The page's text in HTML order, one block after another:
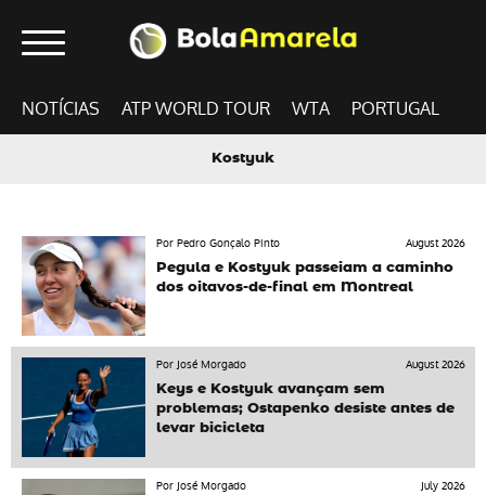
NOTÍCIAS ATP WORLD TOUR WTA PORTUGAL
Kostyuk
Por Pedro Gonçalo Pinto
August 2026
Pegula e Kostyuk passeiam a caminho
dos oitavos-de-final em Montreal
Por José Morgado
August 2026
Keys e Kostyuk avançam sem
problemas; Ostapenko desiste antes de
levar bicicleta
Por José Morgado
July 2026